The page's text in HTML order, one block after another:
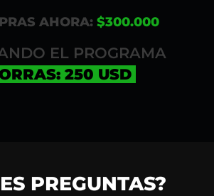
AHORA: $300.000
EL PROGRAMA
250 USD
PREGUNTAS?